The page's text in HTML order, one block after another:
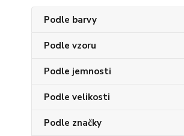
Podle barvy
Podle vzoru
Podle jemnosti
Podle velikosti
Podle značky